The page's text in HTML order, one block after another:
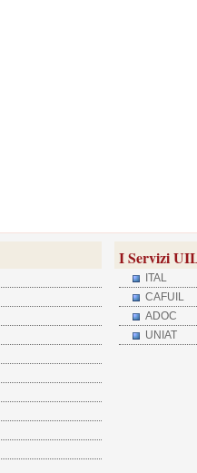
I Servizi
ITAL
CAFUIL
ADOC
UNIAT